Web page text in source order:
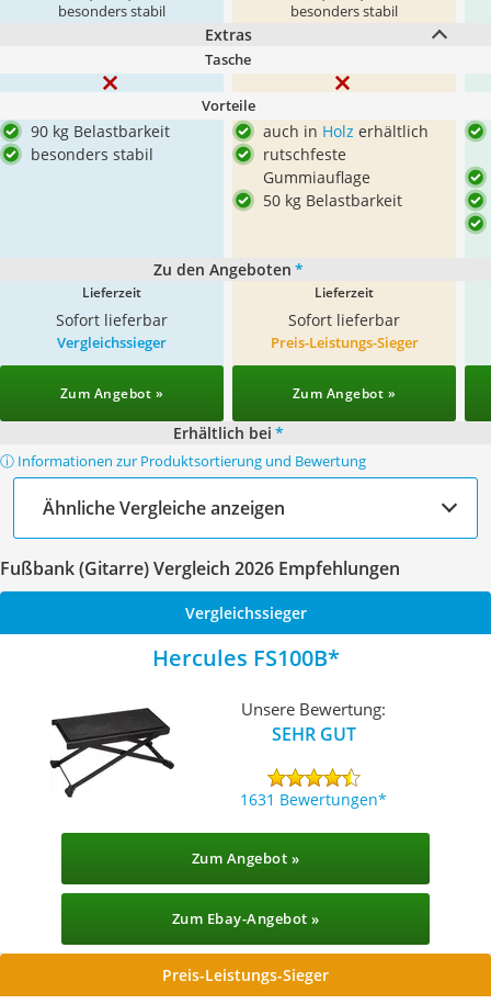
besonders stabil besonders stabil
Extras
Tasche
Vorteile
90 kg Belastbarkeit
besonders stabil
auch in Holz erhältlich
rutschfeste
Gummiauflage
50 kg Belastbarkeit
Zu den Angeboten *
Lieferzeit
Sofort lieferbar
Lieferzeit
Sofort lieferbar
Vergleichssieger
Zum Angebot »
Preis-Leistungs-Sieger
Zum Angebot »
Erhältlich bei *
ⓘ Informationen zur Produktsortierung und Bewertung
Ähnliche Vergleiche anzeigen
Fußbank (Gitarre) Vergleich 2026 Empfehlungen
Vergleichssieger
Hercules FS100B
Unsere Bewertung:
SEHR GUT
1631 Bewertungen
Zum Angebot »
Zum Ebay-Angebot »
Preis-Leistungs-Sieger